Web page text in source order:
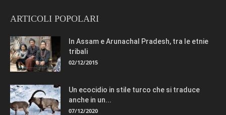
ARTICOLI POPOLARI
In Assam e Arunachal Pradesh, tra le etnie
tribali
02/12/2015
Un ecocidio in stile turco che si traduce
anche in un...
07/12/2020